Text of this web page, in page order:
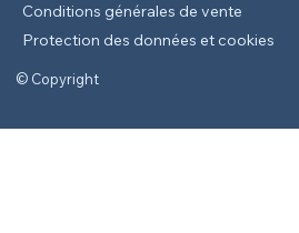
Conditions générales de vente
Protection des données et cookies
© Copyright